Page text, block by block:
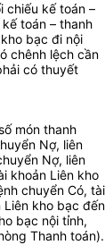
chiếu kế toán –
toán – thanh
bạc đi nội
chênh lệch cần
có thuyết
món thanh
Nợ, liên
Nợ, liên
khoản Liên kho
chuyển Có, tài
Liên kho bạc đến
bạc nội tỉnh,
Thanh toán).